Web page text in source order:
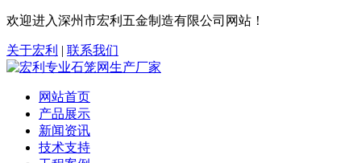
欢迎进入深州市宏利五金制造有限公司网站！
关于宏利 | 联系我们
网站首页
产品展示
新闻资讯
技术支持